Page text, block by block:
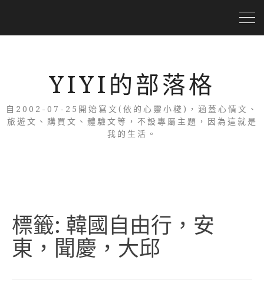
YIYI的部落格
自2002-07-25開始寫文(依的心靈小棧)，涵蓋心情文、
旅遊文、購買文、體驗文等，不設專屬主題，因為這就是
我的生活。
標籤: 韓國自由行，安
東，聞慶，大邱